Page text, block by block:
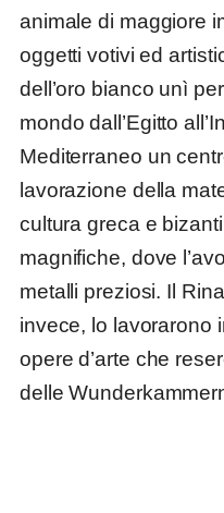
animale di maggiore
oggetti votivi ed
dell’oro bianco unì
mondo dall’Egitto
Mediterraneo un
lavorazione della
cultura greca e
magnifiche, dove
metalli preziosi. Il
invece, lo lavorarono
opere d’arte che
delle